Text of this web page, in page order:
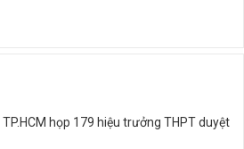
họp 179 hiệu trưởng THPT duyệt